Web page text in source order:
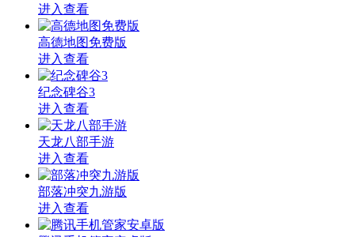
进入查看
高德地图免费版
进入查看
纪念碑谷3
进入查看
天龙八部手游
进入查看
部落冲突九游版
进入查看